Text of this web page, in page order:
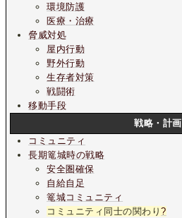
環境防護
医療・治療
脅威対処
屋内行動
野外行動
生存者対策
戦闘術
移動手段
戦略・計画
コミュニティ
長期篭城時の戦略
安全圏確保
自給自足
篭城コミュニティ
コミュニティ同士の関わり?